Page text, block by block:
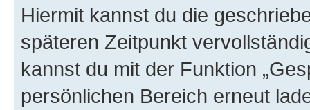
Hiermit kannst du die
späteren Zeitpunkt
kannst du mit der Funktion
persönlichen Bereich erneut